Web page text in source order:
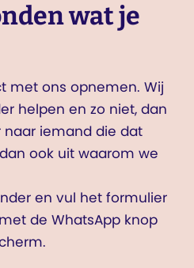
wat je
met ons opnemen. Wij
helpen en zo niet, dan
naar iemand die dat
ook uit waarom we
en vul het formulier
de WhatsApp knop